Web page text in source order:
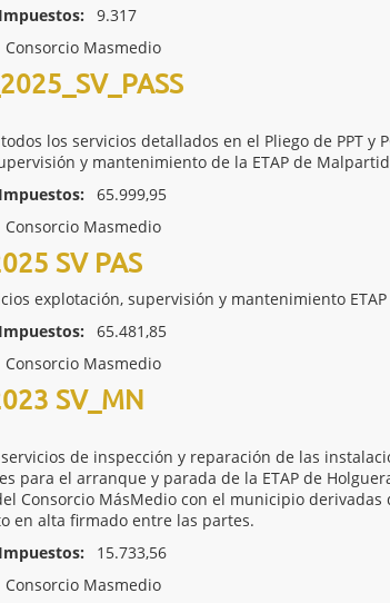
9.317
Consorcio Masmedio
los servicios detallados en el Pliego de PPT y
y mantenimiento de la ETAP de
65.999,95
Consorcio Masmedio
SV PAS
explotación, supervisión y mantenimiento
65.481,85
Consorcio Masmedio
SV_MN
de inspección y reparación de las
para el arranque y parada de la ETAP de
Consorcio MásMedio con el municipio
en alta firmado entre las partes.
15.733,56
Consorcio Masmedio